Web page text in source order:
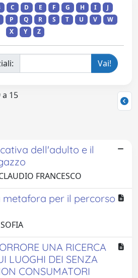
C D E F G H I
J
P Q R S T U V
W
X
Y Z
15
dell'adulto e il
FRANCESCO
metafora per il percorso
UNA RICERCA
LUOGHI DEI SENZA
CONSUMATORI